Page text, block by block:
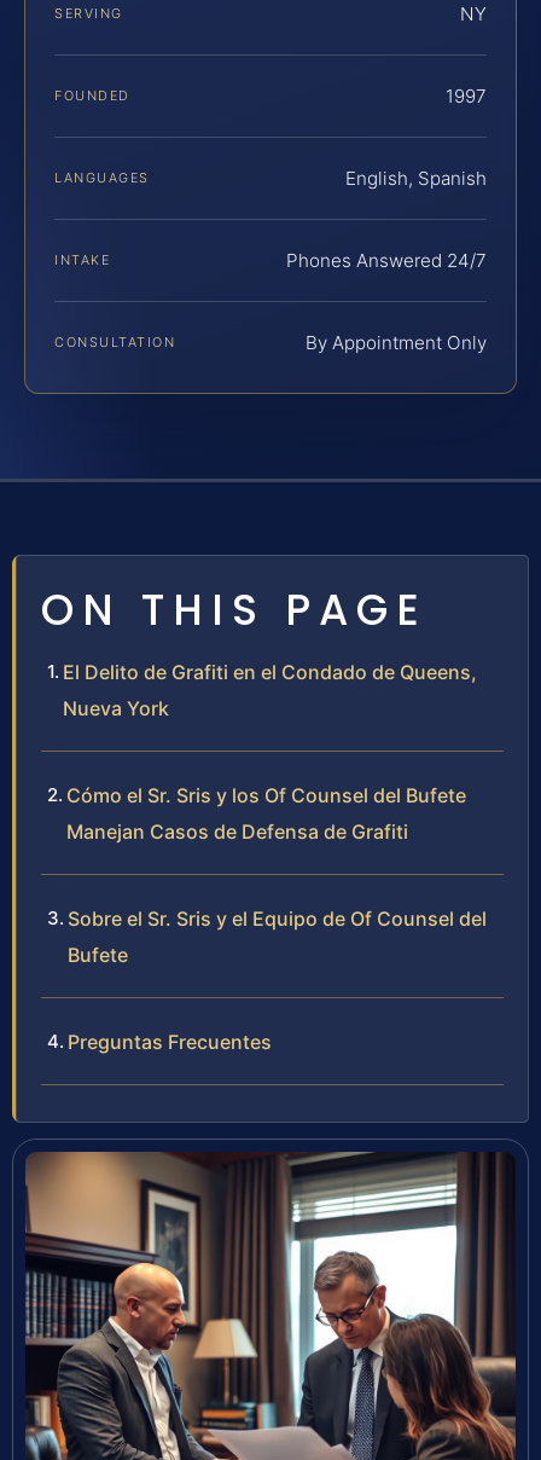
SERVING NY
FOUNDED 1997
LANGUAGES English, Spanish
INTAKE Phones Answered 24/7
CONSULTATION By Appointment Only
ON THIS PAGE
El Delito de Grafiti en el Condado de Queens,
Nueva York
Cómo el Sr. Sris y los Of Counsel del Bufete
Manejan Casos de Defensa de Grafiti
Sobre el Sr. Sris y el Equipo de Of Counsel del
Bufete
Preguntas Frecuentes